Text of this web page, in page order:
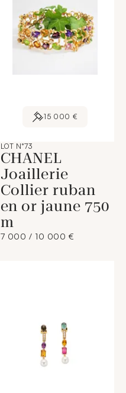
15 000 €
LOT N°73
CHANEL
Joaillerie
Collier ruban
en or jaune 750
m
7 000 / 10 000 €